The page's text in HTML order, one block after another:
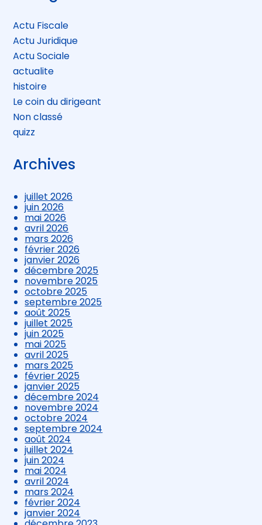
sidebar
Actu Fiscale
Actu Juridique
Actu Sociale
actualite
histoire
Le coin du dirigeant
Non classé
quizz
Archives
juillet 2026
juin 2026
mai 2026
avril 2026
mars 2026
février 2026
janvier 2026
décembre 2025
novembre 2025
octobre 2025
septembre 2025
août 2025
juillet 2025
juin 2025
mai 2025
avril 2025
mars 2025
février 2025
janvier 2025
décembre 2024
novembre 2024
octobre 2024
septembre 2024
août 2024
juillet 2024
juin 2024
mai 2024
avril 2024
mars 2024
février 2024
janvier 2024